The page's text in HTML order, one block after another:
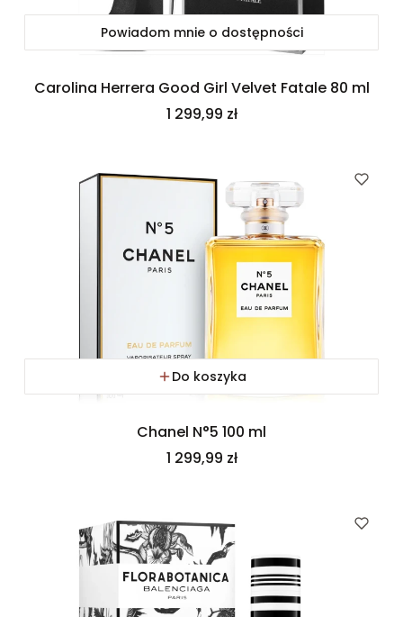
Powiadom mnie o dostępności
Carolina Herrera Good Girl Velvet Fatale 80 ml
Cena
1 299,99 zł
Do koszyka
Chanel N°5 100 ml
Cena
1 299,99 zł